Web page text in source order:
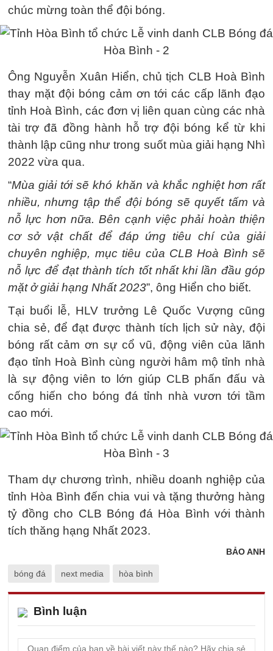
chúc mừng toàn thể đội bóng.
Ông Nguyễn Xuân Hiển, chủ tịch CLB Hoà Bình
thay mặt đội bóng cảm ơn tới các cấp lãnh đạo
tỉnh Hoà Bình, các đơn vị liên quan cùng các nhà
tài trợ đã đồng hành hỗ trợ đội bóng kể từ khi
thành lập cũng như trong suốt mùa giải hạng Nhì
2022 vừa qua.
“Mùa giải tới sẽ khó khăn và khắc nghiệt hơn rất
nhiều, nhưng tập thể đội bóng sẽ quyết tấm và
nỗ lực hơn nữa. Bên cạnh việc phải hoàn thiện
cơ sở vật chất để đáp ứng tiêu chí của giải
chuyên nghiệp, mục tiêu của CLB Hoà Bình sẽ
nỗ lực để đạt thành tích tốt nhất khi lần đầu góp
mặt ở giải hạng Nhất 2023”, ông Hiển cho biết.
Tại buổi lễ, HLV trưởng Lê Quốc Vượng cũng
chia sẻ, để đạt được thành tích lịch sử này, đội
bóng rất cảm ơn sự cổ vũ, động viên của lãnh
đạo tỉnh Hoà Bình cùng người hâm mộ tỉnh nhà
là sự động viên to lớn giúp CLB phấn đấu và
cống hiến cho bóng đá tỉnh nhà vươn tới tầm
cao mới.
Tham dự chương trình, nhiều doanh nghiệp của
tỉnh Hòa Bình đến chia vui và tặng thưởng hàng
tỷ đồng cho CLB Bóng đá Hòa Bình với thành
tích thăng hạng Nhất 2023.
BẢO ANH
bóng đá next media hòa bình
Bình luận